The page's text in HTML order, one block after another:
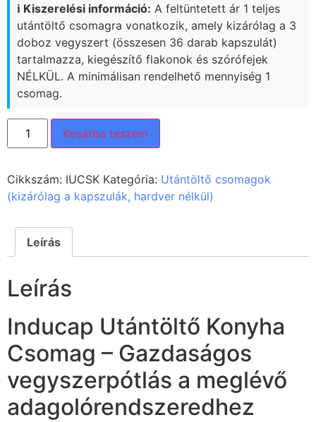
ℹ️ Kiszerelési információ: A feltüntetett ár 1 teljes
utántöltő csomagra vonatkozik, amely kizárólag a 3
doboz vegyszert (összesen 36 darab kapszulát)
tartalmazza, kiegészítő flakonok és szórófejek
NÉLKÜL. A minimálisan rendelhető mennyiség 1
csomag.
Kosárba teszem
Cikkszám: IUCSK Kategória: Utántöltő csomagok
(kizárólag a kapszulák, hardver nélkül)
Leírás
Leírás
Inducap Utántöltő Konyha
Csomag – Gazdaságos
vegyszerpótlás a meglévő
adagolórendszeredhez